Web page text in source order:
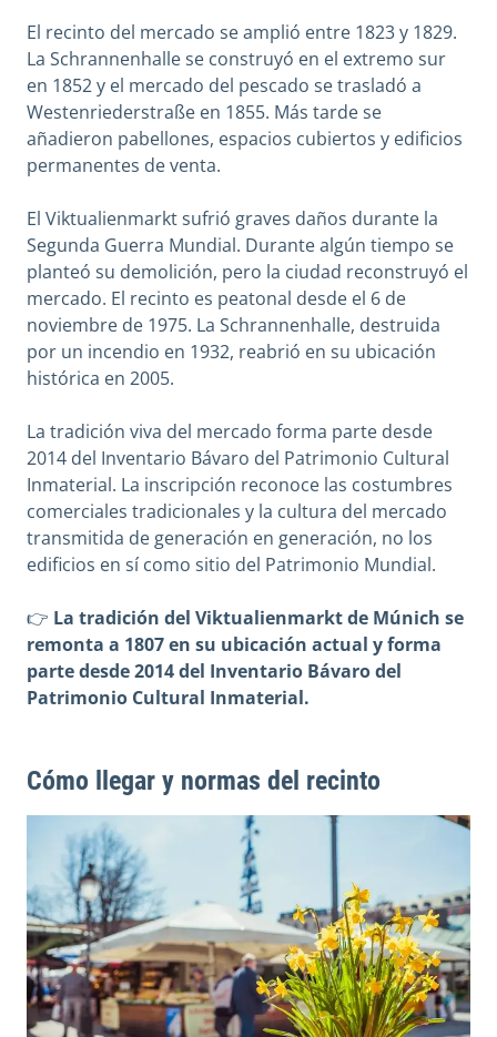
El recinto del mercado se amplió entre 1823 y 1829.
La Schrannenhalle se construyó en el extremo sur
en 1852 y el mercado del pescado se trasladó a
Westenriederstraße en 1855. Más tarde se
añadieron pabellones, espacios cubiertos y edificios
permanentes de venta.
El Viktualienmarkt sufrió graves daños durante la
Segunda Guerra Mundial. Durante algún tiempo se
planteó su demolición, pero la ciudad reconstruyó el
mercado. El recinto es peatonal desde el 6 de
noviembre de 1975. La Schrannenhalle, destruida
por un incendio en 1932, reabrió en su ubicación
histórica en 2005.
La tradición viva del mercado forma parte desde
2014 del Inventario Bávaro del Patrimonio Cultural
Inmaterial. La inscripción reconoce las costumbres
comerciales tradicionales y la cultura del mercado
transmitida de generación en generación, no los
edificios en sí como sitio del Patrimonio Mundial.
👉 La tradición del Viktualienmarkt de Múnich se
remonta a 1807 en su ubicación actual y forma
parte desde 2014 del Inventario Bávaro del
Patrimonio Cultural Inmaterial.
Cómo llegar y normas del recinto